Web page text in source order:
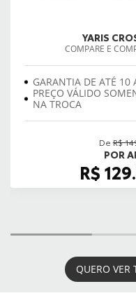
YARIS
COMPARE E
GARANTIA DE ATÉ 10
PREÇO VÁLIDO
NA TROCA
DeR$
POR
R$
QUERO VER